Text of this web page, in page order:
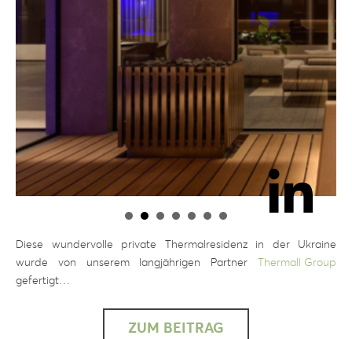
Diese wundervolle private Thermalresidenz in der Ukraine
wurde von unserem langjährigen Partner Thermall Group
gefertigt…
ZUM BEITRAG